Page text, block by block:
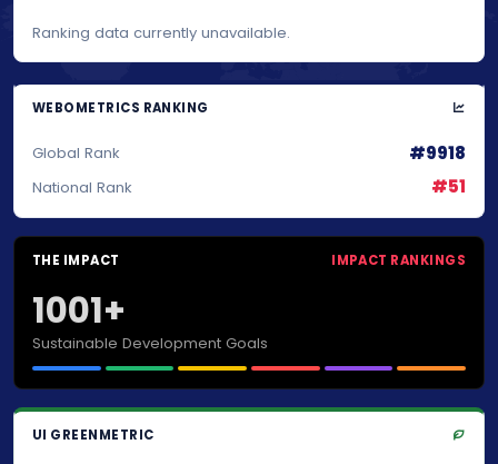
Ranking data currently unavailable.
WEBOMETRICS RANKING
Global Rank #9918
National Rank #51
THE IMPACT IMPACT RANKINGS
1001+
Sustainable Development Goals
UI GREENMETRIC